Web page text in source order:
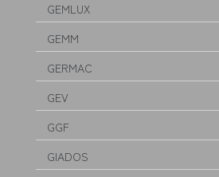
GEMLUX
GEMM
GERMAC
GEV
GGF
GIADOS